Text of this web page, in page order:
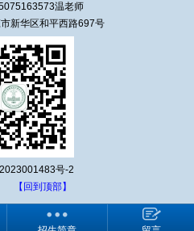
温老师
新华区和平西路697号
号-2
【回到顶部】